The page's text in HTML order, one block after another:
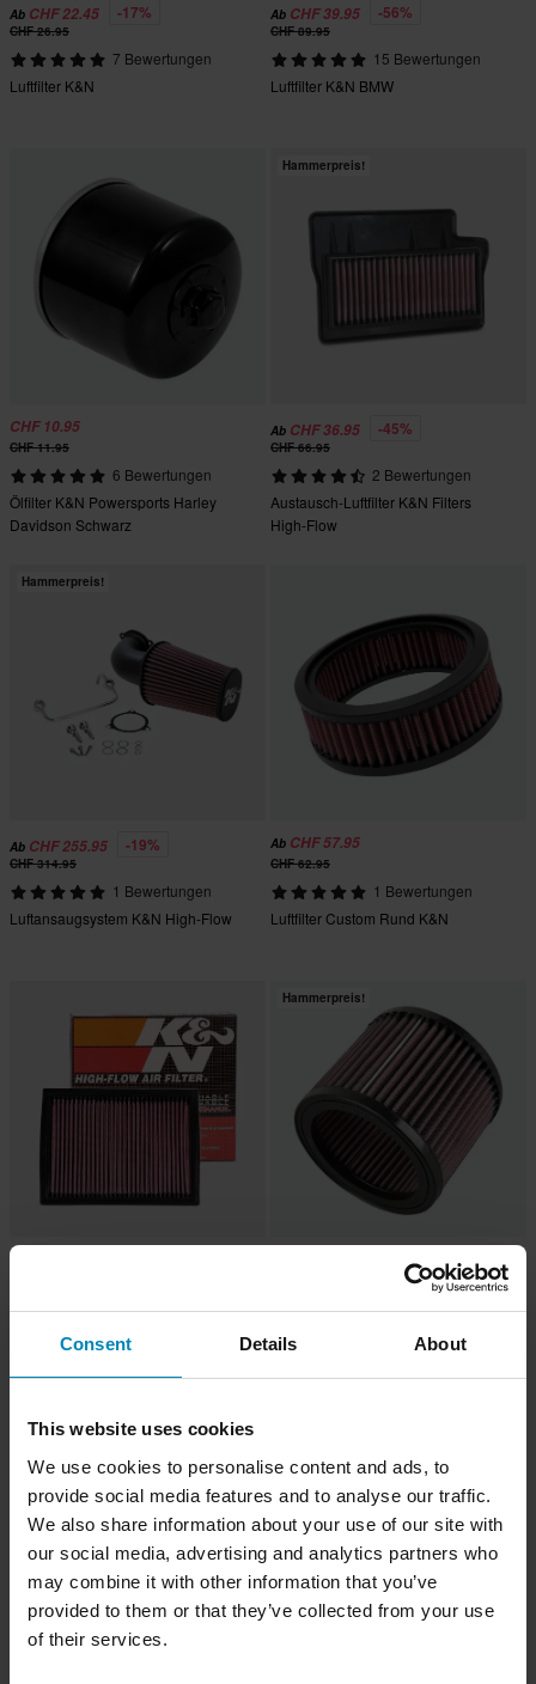
Consent Details About
This website uses cookies
We use cookies to personalise content and ads, to
provide social media features and to analyse our traffic.
We also share information about your use of our site with
our social media, advertising and analytics partners who
may combine it with other information that you’ve
provided to them or that they’ve collected from your use
of their services.
Ab CHF 22.45 -17%
CHF 26.95
7 Bewertungen
Luftfilter K&N
Ab CHF 39.95 -56%
CHF 89.95
15 Bewertungen
Luftfilter K&N BMW
CHF 10.95
CHF 11.95
6 Bewertungen
Ölfilter K&N Powersports Harley
Davidson Schwarz
Hammerpreis!
Ab CHF 36.95 -45%
CHF 66.95
2 Bewertungen
Austausch-Luftfilter K&N Filters
High-Flow
Hammerpreis!
Ab CHF 255.95 -19%
CHF 314.95
1 Bewertungen
Luftansaugsystem K&N High-Flow
Ab CHF 57.95
CHF 62.95
1 Bewertungen
Luftfilter Custom Rund K&N
1 Bewertungen
Luftfilter Ersatz K&N
Hammerpreis!
-45%